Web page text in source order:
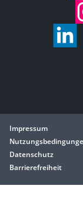
Impressum
Datenschutz
Barrierefreiheit